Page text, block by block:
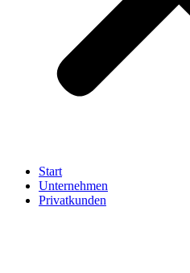
Start
Unternehmen
Privatkunden